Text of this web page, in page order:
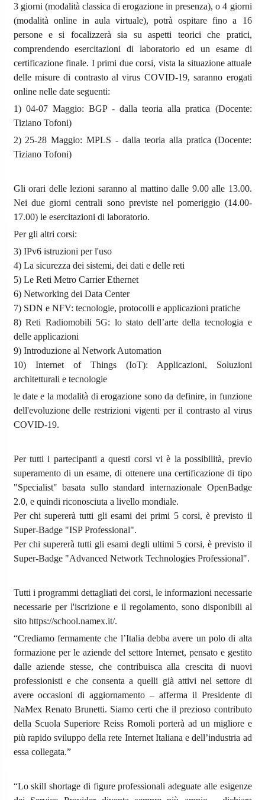
3 giorni (modalità classica di erogazione in presenza), o 4 giorni
(modalità online in aula virtuale), potrà ospitare fino a 16
persone e si focalizzerà sia su aspetti teorici che pratici,
comprendendo esercitazioni di laboratorio ed un esame di
certificazione finale. I primi due corsi, vista la situazione attuale
delle misure di contrasto al virus COVID-19, saranno erogati
online nelle date seguenti:
1) 04-07 Maggio: BGP - dalla teoria alla pratica (Docente:
Tiziano Tofoni)
2) 25-28 Maggio: MPLS - dalla teoria alla pratica (Docente:
Tiziano Tofoni)
Gli orari delle lezioni saranno al mattino dalle 9.00 alle 13.00.
Nei due giorni centrali sono previste nel pomeriggio (14.00-
17.00) le esercitazioni di laboratorio.
Per gli altri corsi:
3) IPv6 istruzioni per l'uso
4) La sicurezza dei sistemi, dei dati e delle reti
5) Le Reti Metro Carrier Ethernet
6) Networking dei Data Center
7) SDN e NFV: tecnologie, protocolli e applicazioni pratiche
8) Reti Radiomobili 5G: lo stato dell’arte della tecnologia e
delle applicazioni
9) Introduzione al Network Automation
10) Internet of Things (IoT): Applicazioni, Soluzioni
architetturali e tecnologie
le date e la modalità di erogazione sono da definire, in funzione
dell'evoluzione delle restrizioni vigenti per il contrasto al virus
COVID-19.
Per tutti i partecipanti a questi corsi vi è la possibilità, previo
superamento di un esame, di ottenere una certificazione di tipo
"Specialist" basata sullo standard internazionale OpenBadge
2.0, e quindi riconosciuta a livello mondiale.
Per chi supererà tutti gli esami dei primi 5 corsi, è previsto il
Super-Badge "ISP Professional".
Per chi supererà tutti gli esami degli ultimi 5 corsi, è previsto il
Super-Badge "Advanced Network Technologies Professional".
Tutti i programmi dettagliati dei corsi, le informazioni necessarie
necessarie per l'iscrizione e il regolamento, sono disponibili al
sito https://school.namex.it/.
“Crediamo fermamente che l’Italia debba avere un polo di alta
formazione per le aziende del settore Internet, pensato e gestito
dalle aziende stesse, che contribuisca alla crescita di nuovi
professionisti e che consenta a quelli già attivi nel settore di
avere occasioni di aggiornamento – afferma il Presidente di
NaMex Renato Brunetti. Siamo certi che il prezioso contributo
della Scuola Superiore Reiss Romoli porterà ad un migliore e
più rapido sviluppo della rete Internet Italiana e dell’industria ad
essa collegata.”
“Lo skill shortage di figure professionali adeguate alle esigenze